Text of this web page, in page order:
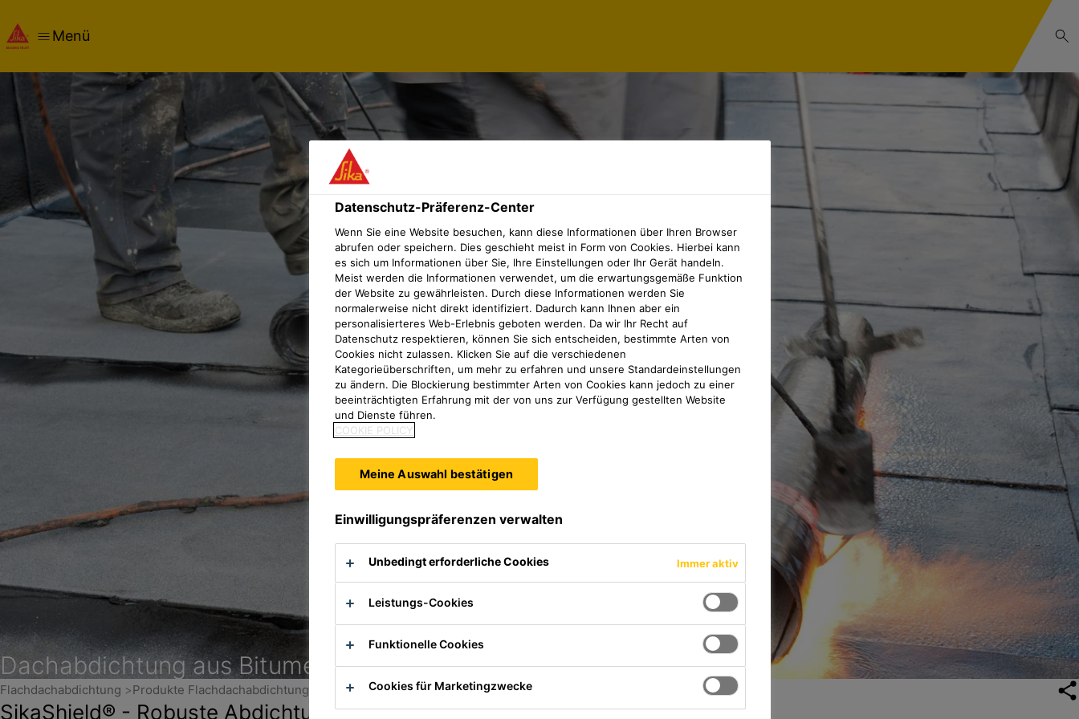
Menü
Dachabdichtung aus Bitumen
Flachdachabdichtung Produkte Flachdachabdichtung Bitumen
SikaShield® - Robuste Abdichtung aus Bitumen
Datenschutz-Präferenz-Center
Wenn Sie eine Website besuchen, kann diese Informationen über Ihren Browser
abrufen oder speichern. Dies geschieht meist in Form von Cookies. Hierbei kann
es sich um Informationen über Sie, Ihre Einstellungen oder Ihr Gerät handeln.
Meist werden die Informationen verwendet, um die erwartungsgemäße Funktion
der Website zu gewährleisten. Durch diese Informationen werden Sie
normalerweise nicht direkt identifiziert. Dadurch kann Ihnen aber ein
personalisierteres Web-Erlebnis geboten werden. Da wir Ihr Recht auf
Datenschutz respektieren, können Sie sich entscheiden, bestimmte Arten von
Cookies nicht zulassen. Klicken Sie auf die verschiedenen
Kategorieüberschriften, um mehr zu erfahren und unsere Standardeinstellungen
zu ändern. Die Blockierung bestimmter Arten von Cookies kann jedoch zu einer
beeinträchtigten Erfahrung mit der von uns zur Verfügung gestellten Website
und Dienste führen.
COOKIE POLICY
Meine Auswahl bestätigen
Einwilligungspräferenzen verwalten
Unbedingt erforderliche Cookies Immer aktiv
Leistungs-Cookies
Funktionelle Cookies
Cookies für Marketingzwecke